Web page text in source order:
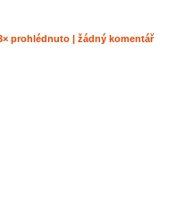
prohlédnuto | žádný komentář